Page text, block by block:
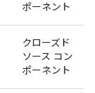
ポーネント
クローズド
ソース コン
ポーネント